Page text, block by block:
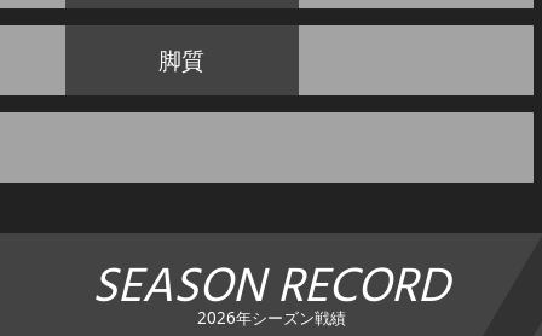
脚質
SEASON RECORD
2026年シーズン戦績